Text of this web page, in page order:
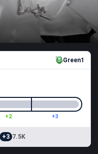
Green1
+2 +3
+3 7.5K